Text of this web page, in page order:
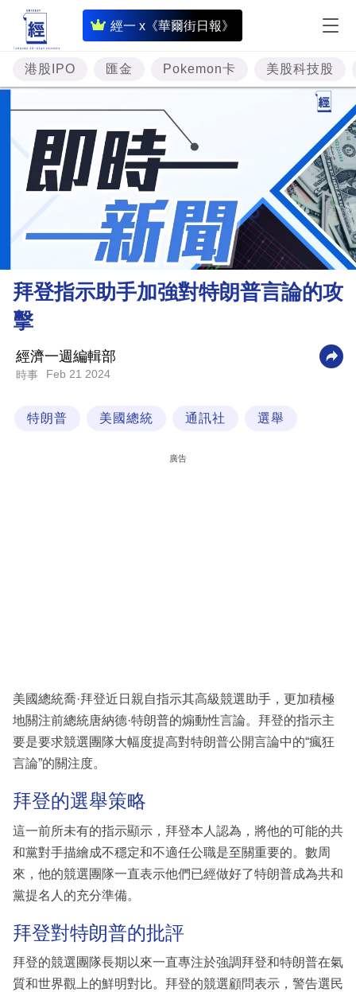
經一 x《華爾街日報》
即
時
財
經
專
題
投
資
樓
市
財
業
科
區
港股IPO 匯金 Pokemon卡 美股科技股
拜登指示助手加強對特朗普言論的攻
擊
經濟一週編輯部
時事 Feb 21 2024
特朗普 美國總統 通訊社 選舉
廣告
美國總統喬·拜登近日親自指示其高級競選助手，更加積極
地關注前總統唐納德·特朗普的煽動性言論。拜登的指示主
要是要求競選團隊大幅度提高對特朗普公開言論中的“瘋狂
言論”的關注度。
拜登的選舉策略
這一前所未有的指示顯示，拜登本人認為，將他的可能的共
和黨對手描繪成不穩定和不適任公職是至關重要的。數周
來，他的競選團隊一直表示他們已經做好了特朗普成為共和
黨提名人的充分準備。
拜登對特朗普的批評
拜登的競選團隊長期以來一直專注於強調拜登和特朗普在氣
質和世界觀上的鮮明對比。拜登的競選顧問表示，警告選民